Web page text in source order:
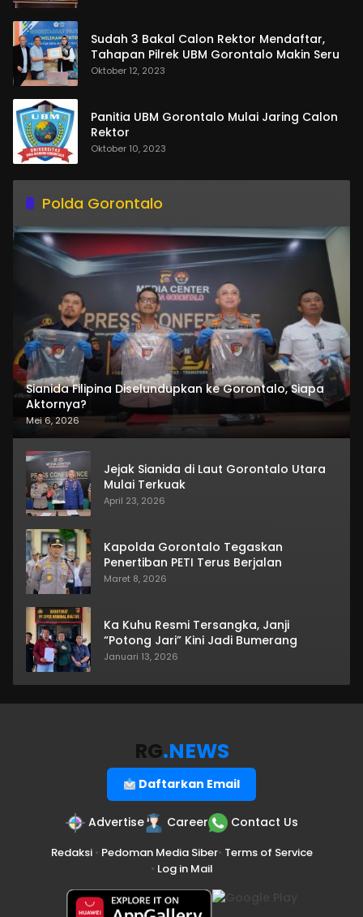
Sudah 3 Bakal Calon Rektor Mendaftar,
Tahapan Pilrek UBM Gorontalo Makin Seru
Oktober 12, 2023
Panitia UBM Gorontalo Mulai Jaring Calon
Rektor
Oktober 10, 2023
Polda Gorontalo
Sianida Filipina Diselundupkan ke Gorontalo, Siapa
Aktornya?
Mei 6, 2026
Jejak Sianida di Laut Gorontalo Utara
Mulai Terkuak
April 23, 2026
Kapolda Gorontalo Tegaskan
Penertiban PETI Terus Berjalan
Maret 8, 2026
Ka Kuhu Resmi Tersangka, Janji
“Potong Jari” Kini Jadi Bumerang
Januari 13, 2026
RG.NEWS
Daftarkan Email
Advertise Career Contact Us
Redaksi• Pedoman Media Siber• Terms of Service
• Log in Mail